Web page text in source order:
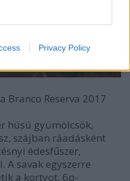
Privacy Policy
Branco Reserva 2017
húsú gyümölcsök,
szájban ráadásként
édesfűszer,
A savak egyszerre
a kortyot. 6p-